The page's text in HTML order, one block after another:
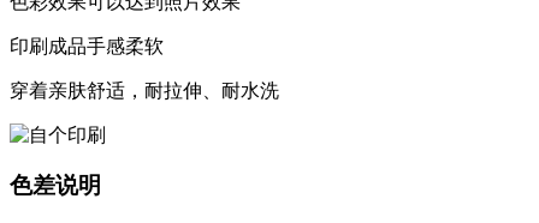
印刷成品手感柔软
穿着亲肤舒适，耐拉伸、耐水洗
色差说明